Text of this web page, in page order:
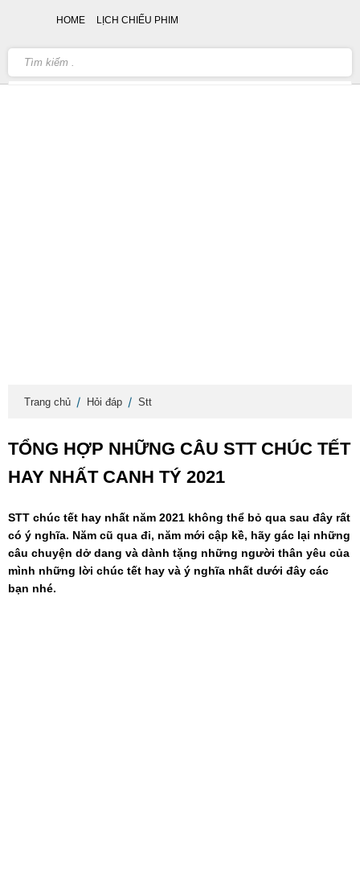
Trang chủ Hỏi đáp Stt
TỔNG HỢP NHỮNG CÂU STT CHÚC TẾT
HAY NHẤT CANH TÝ 2021
STT chúc tết hay nhất năm 2021 không thể bỏ qua sau đây rất
có ý nghĩa. Năm cũ qua đi, năm mới cập kề, hãy gác lại những
câu chuyện dở dang và dành tặng những người thân yêu của
mình những lời chúc tết hay và ý nghĩa nhất dưới đây các
bạn nhé.
HOME LỊCH CHIẾU PHIM